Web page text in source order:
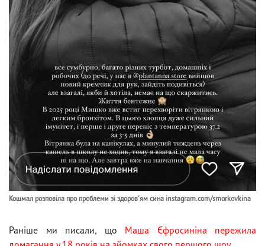
Кошмал розповіла про проблеми зі здоров'ям сина instagram.com/smorkovkina
Раніше ми писали, що Маша Єфросиніна пережила